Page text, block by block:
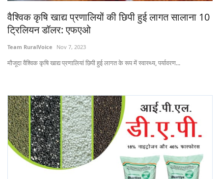
Gallery
National
Latest News
Awards 2022
Agri Start-Ups
Language
English Hindi
वैश्विक कृषि खाद्य प्रणालियों की छिपी हुई लागत सालाना 10
ट्रिलियन डॉलर: एफएओ
Team RuralVoice Nov 7, 2023
मौजूदा वैश्विक कृषि खाद्य प्रणालियां छिपी हुई लागत के रूप में स्वास्थ्य, पर्यावरण...